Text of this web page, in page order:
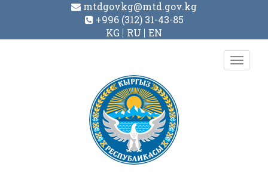
mtdgovkg@mtd.gov.kg
+996 (312) 31-43-85
KG
RU EN
Toggle